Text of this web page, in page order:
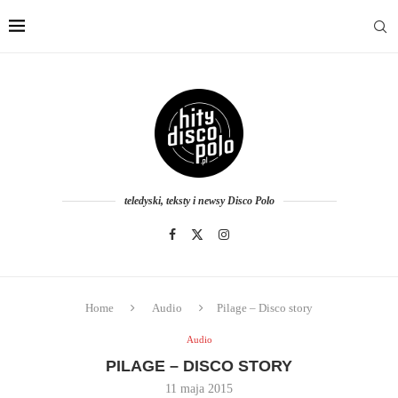
teledyski, teksty i newsy Disco Polo
Home Audio Pilage – Disco story
Audio
PILAGE – DISCO STORY
11 maja 2015